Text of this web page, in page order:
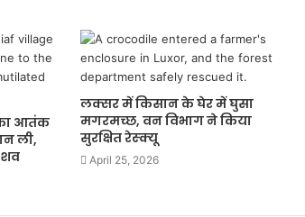
आतंक
ली,
शव
लक्सर में किसान के घेर में घुसा
मगरमच्छ, वन विभाग ने किया
सुरक्षित रेस्क्यू
April 25, 2026